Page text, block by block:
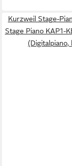
Kurzweil Stage-
Stage Piano KAP1-
(Digitalpiano,